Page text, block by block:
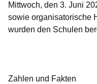
Mittwoch, den 3. Juni
sowie organisatorische
wurden den Schulen
Zahlen und Fakten